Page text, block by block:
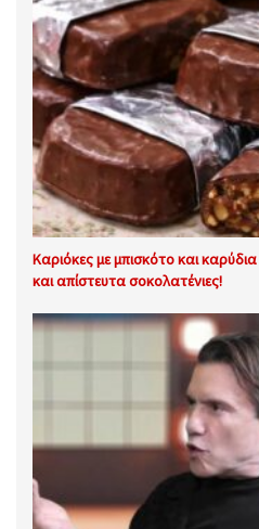
Καριόκες με μπισκότο και
και απίστευτα σοκολατένιες!